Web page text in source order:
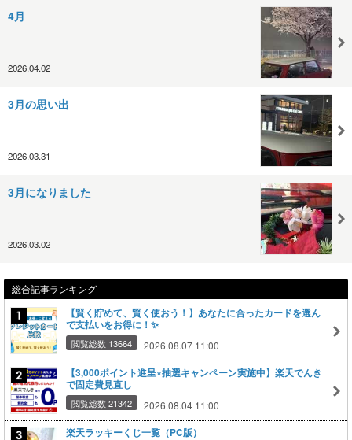
4月
2026.04.02
3月の思い出
2026.03.31
3月になりました
2026.03.02
総合記事ランキング
【賢く貯めて、賢く使おう！】あなたに合ったカードを選ん
で支払いをお得に！✨
閲覧総数 13664 2026.08.07 11:00
【3,000ポイント進呈×抽選キャンペーン実施中】楽天でんき
で固定費見直し
閲覧総数 21342 2026.08.04 11:00
楽天ラッキーくじ一覧（PC版）